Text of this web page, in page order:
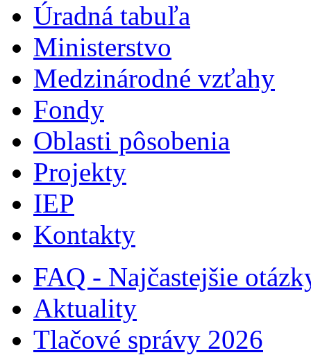
Úradná tabuľa
Ministerstvo
Medzinárodné vzťahy
Fondy
Oblasti pôsobenia
Projekty
IEP
Kontakty
FAQ - Najčastejšie
Aktuality
Tlačové správy 2026